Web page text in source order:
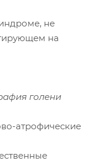
не
на
голени
атрофические